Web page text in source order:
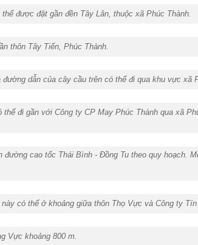
được đặt gần đền Tây Lân, thuộc xã Phúc Thành.
thôn Tây Tiến, Phúc Thành.
dẫn của cây cầu trên có thể đi qua khu vực xã
thể đi gần với Công ty CP May Phúc Thành qua xã
cao tốc Thái Bình - Đồng Tu theo quy hoạch.
có thể ở khoảng giữa thôn Thọ Vực và Công ty Tín
Vực khoảng 800 m.